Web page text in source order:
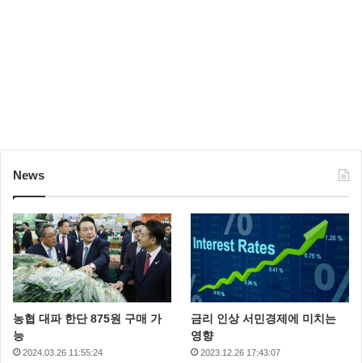
News
농협 대파 한단 875원 구매 가
능
2024.03.26 11:55:24
금리 인상 서민경제에 미치는
영향
2023.12.26 17:43:07